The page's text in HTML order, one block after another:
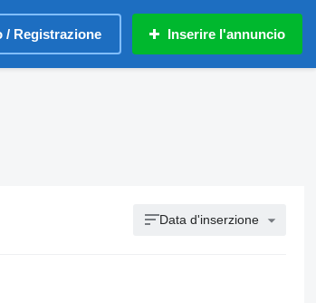
/ Registrazione Inserire l'annuncio
Data d'inserzione